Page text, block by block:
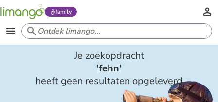
family
Je zoekopdracht
'fehn'
heeft geen resultaten opgeleverd